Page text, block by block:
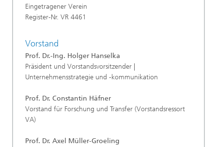
Eingetragener Verein
Register-Nr. VR 4461
Vorstand
Prof. Dr.-Ing. Holger Hanselka
Präsident und Vorstandsvorsitzender |
Unternehmensstrategie und -kommunikation
Prof. Dr. Constantin Häfner
Vorstand für Forschung und Transfer (Vorstandsressort
VA)
Prof. Dr. Axel Müller-Groeling